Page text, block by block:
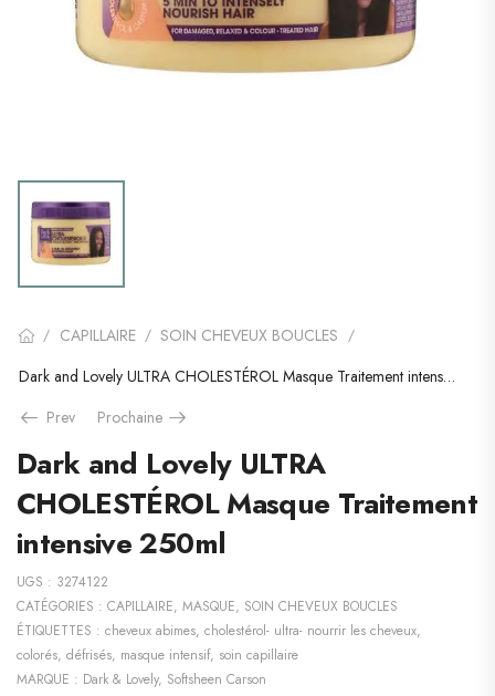
/ CAPILLAIRE / SOIN CHEVEUX BOUCLES /
Dark and Lovely ULTRA CHOLESTÉROL Masque Traitement intensive 250ml
Prev
Prochaine
Dark and Lovely ULTRA
CHOLESTÉROL Masque Traitement
intensive 250ml
UGS : 3274122
CATÉGORIES : CAPILLAIRE, MASQUE, SOIN CHEVEUX BOUCLES
ÉTIQUETTES : cheveux abimes, cholestérol- ultra- nourrir les cheveux,
colorés, défrisés, masque intensif, soin capillaire
MARQUE : Dark & Lovely, Softsheen Carson